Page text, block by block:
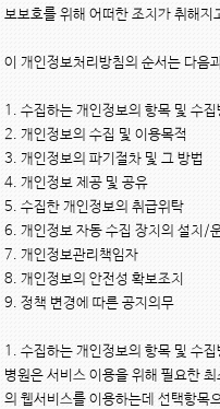
보보호를 위해 어떠한 조치가 취해지
이 개인정보처리방침의 순서는 다음
1. 수집하는 개인정보의 항목 및 수집
2. 개인정보의 수집 및 이용목적
3. 개인정보의 파기절차 및 그 방법
4. 개인정보 제공 및 공유
5. 수집한 개인정보의 취급위탁
6. 개인정보 자동 수집 장치의 설치/
7. 개인정보관리책임자
8. 개인정보의 안전성 확보조치
9. 정책 변경에 따른 공지의무
1. 수집하는 개인정보의 항목 및 수집
병원은 서비스 이용을 위해 필요한
의 웹서비스를 이용하는데 선택항목